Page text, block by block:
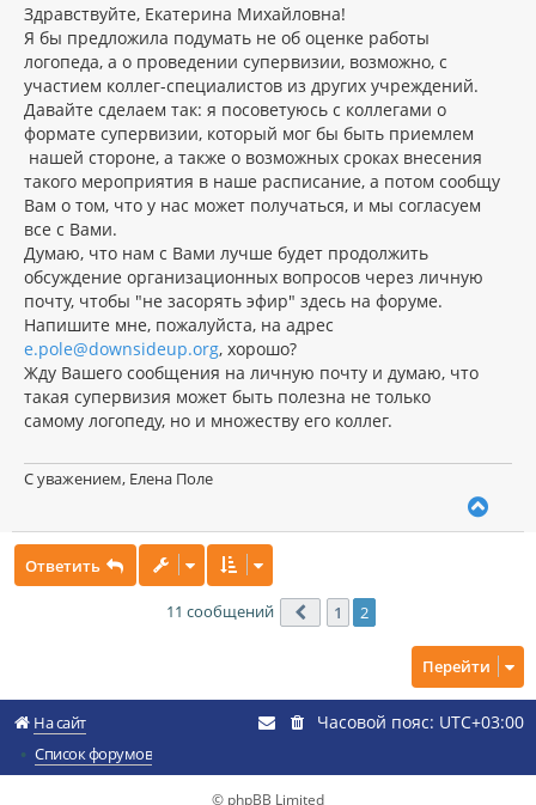
о
б
щ
е
н
и
е
Здравствуйте, Екатерина Михайловна!
Я бы предложила подумать не об оценке работы
логопеда, а о проведении супервизии, возможно, с
участием коллег-специалистов из других учреждений.
Давайте сделаем так: я посоветуюсь с коллегами о
формате супервизии, который мог бы быть приемлем
нашей стороне, а также о возможных сроках внесения
такого мероприятия в наше расписание, а потом сообщу
Вам о том, что у нас может получаться, и мы согласуем
все с Вами.
Думаю, что нам с Вами лучше будет продолжить
обсуждение организационных вопросов через личную
почту, чтобы "не засорять эфир" здесь на форуме.
Напишите мне, пожалуйста, на адрес
e.pole@downsideup.org, хорошо?
Жду Вашего сообщения на личную почту и думаю, что
такая супервизия может быть полезна не только
самому логопеду, но и множеству его коллег.
С уважением, Елена Поле
с
к
а
Ответить
11 сообщений Пред.
1 2
Перейти
На сайт
Список форумов
Часовой пояс: UTC+03:00
© phpBB Limited